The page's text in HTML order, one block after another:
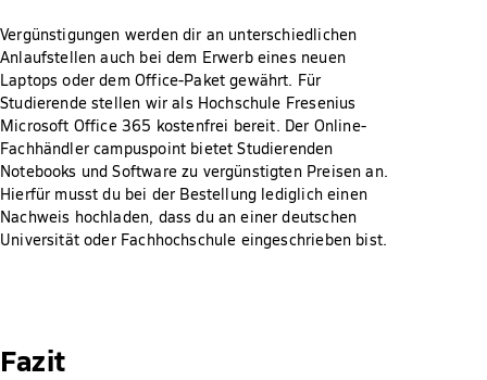
Vergünstigungen werden dir an unterschiedlichen
Anlaufstellen auch bei dem Erwerb eines neuen
Laptops oder dem Office-Paket gewährt. Für
Studierende stellen wir als Hochschule Fresenius
Microsoft Office 365 kostenfrei bereit. Der Online-
Fachhändler campuspoint bietet Studierenden
Notebooks und Software zu vergünstigten Preisen an.
Hierfür musst du bei der Bestellung lediglich einen
Nachweis hochladen, dass du an einer deutschen
Universität oder Fachhochschule eingeschrieben bist.
Fazit